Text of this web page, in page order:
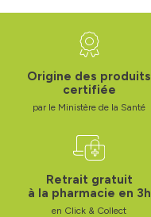
Origine des produits
certifiée
par le Ministère de la Santé
Retrait gratuit
à la pharmacie en 3h
en Click & Collect